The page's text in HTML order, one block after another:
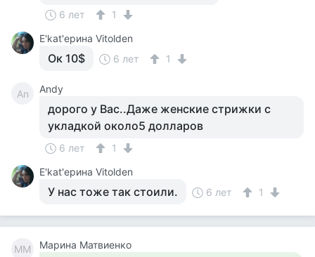
6 лет
1
Е'kat'ерина Vitolden
Ок 10$ 6 лет 1
An Andy
дорого у Вас..Даже женские стрижки с
укладкой около5 долларов
6 лет
1
Е'kat'ерина Vitolden
У нас тоже так стоили. 6 лет 1
ММ Марина Матвиенко